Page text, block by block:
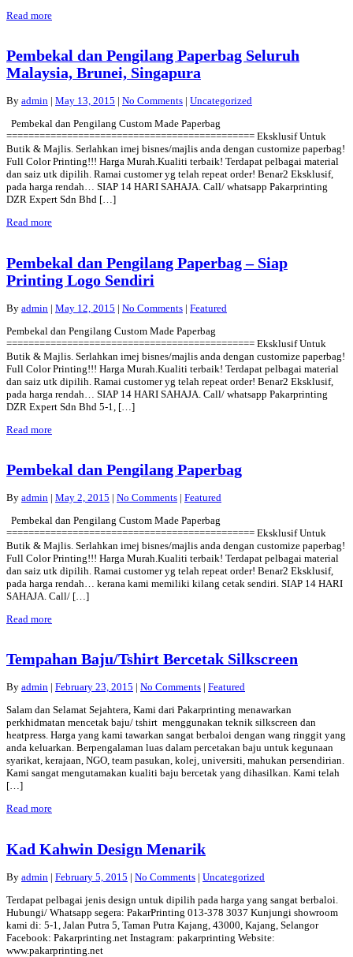
Read more
Pembekal dan Pengilang Paperbag Seluruh
Malaysia, Brunei, Singapura
By admin | May 13, 2015 | No Comments | Uncategorized
Pembekal dan Pengilang Custom Made Paperbag
============================================= Eksklusif Untuk
Butik & Majlis. Serlahkan imej bisnes/majlis anda dengan customize paperbag!
Full Color Printing!!! Harga Murah.Kualiti terbaik! Terdapat pelbagai material
dan saiz utk dipilih. Ramai customer yg telah repeat order! Benar2 Eksklusif,
pada harga rendah… SIAP 14 HARI SAHAJA. Call/ whatsapp Pakarprinting
DZR Expert Sdn Bhd […]
Read more
Pembekal dan Pengilang Paperbag – Siap
Printing Logo Sendiri
By admin | May 12, 2015 | No Comments | Featured
Pembekal dan Pengilang Custom Made Paperbag
============================================= Eksklusif Untuk
Butik & Majlis. Serlahkan imej bisnes/majlis anda dengan customize paperbag!
Full Color Printing!!! Harga Murah.Kualiti terbaik! Terdapat pelbagai material
dan saiz utk dipilih. Ramai customer yg telah repeat order! Benar2 Eksklusif,
pada harga rendah… SIAP 14 HARI SAHAJA. Call/ whatsapp Pakarprinting
DZR Expert Sdn Bhd 5-1, […]
Read more
Pembekal dan Pengilang Paperbag
By admin | May 2, 2015 | No Comments | Featured
Pembekal dan Pengilang Custom Made Paperbag
============================================= Eksklusif Untuk
Butik & Majlis. Serlahkan imej bisnes/majlis anda dengan customize paperbag!
Full Color Printing!!! Harga Murah.Kualiti terbaik! Terdapat pelbagai material
dan saiz utk dipilih. Ramai customer yg telah repeat order! Benar2 Eksklusif,
pada harga rendah… kerana kami memiliki kilang cetak sendiri. SIAP 14 HARI
SAHAJA. Call/ […]
Read more
Tempahan Baju/Tshirt Bercetak Silkscreen
By admin | February 23, 2015 | No Comments | Featured
Salam dan Selamat Sejahtera, Kami dari Pakarprinting menawarkan
perkhidmatan mencetak baju/ tshirt menggunakan teknik silkscreen dan
heatpress. Harga yang kami tawarkan sangat berbaloi dengan wang ringgit yang
anda keluarkan. Berpengalaman luas dalam percetakan baju untuk kegunaan
syarikat, kerajaan, NGO, team pasukan, kolej, universiti, mahukan persendirian.
Kami sangat mengutamakan kualiti baju bercetak yang dihasilkan. Kami telah
[…]
Read more
Kad Kahwin Design Menarik
By admin | February 5, 2015 | No Comments | Uncategorized
Terdapat pelbagai jenis design untuk dipilih pada harga yang sangat berbaloi.
Hubungi/ Whatsapp segera: PakarPrinting 013-378 3037 Kunjungi showroom
kami di: 5-1, Jalan Putra 5, Taman Putra Kajang, 43000, Kajang, Selangor
Facebook: Pakarprinting.net Instagram: pakarprinting Website:
www.pakarprinting.net